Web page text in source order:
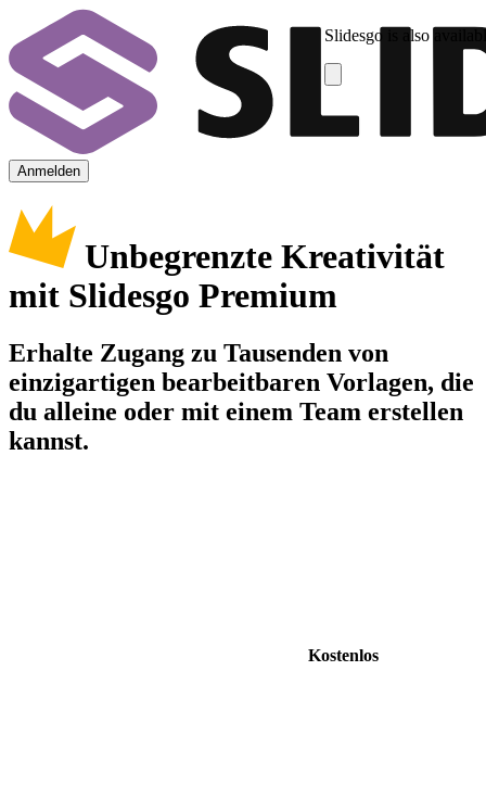
Slidesgo is also
Anmelden
Unbegrenzte Kreativität
mit Slidesgo Premium
Erhalte Zugang zu Tausenden von
einzigartigen bearbeitbaren Vorlagen, die
du alleine oder mit einem Team erstellen
kannst.
Kostenlos